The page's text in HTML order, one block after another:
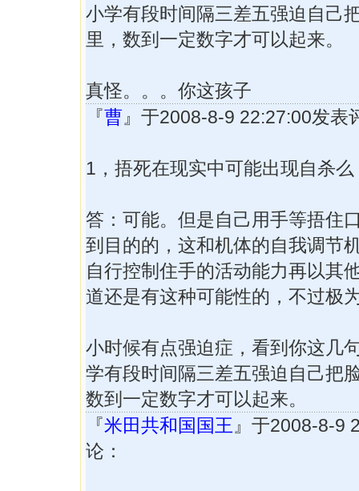
小学有段时间隔三差五强迫自己
里，数到一定数字才可以起来。
真怪。。。你这孩子
『曹 』于2008-8-9 22:27:00发表
1，捂死在现实中可能出现自杀么
答：可能。但是自己用手等捂住
到目的的，这和机体的自我调节
自行控制住手的活动能力再以其
道还是有这种可能性的，不过极
小时候有点强迫症，看到你这几
学有段时间隔三差五强迫自己把
数到一定数字才可以起来。
『米田共和国国王 』于2008-8-9
论：